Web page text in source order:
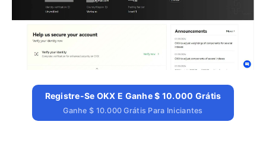
Registre-Se OKX E Ganhe $ 10.000 Grátis
Ganhe $ 10.000 Grátis Para Iniciantes